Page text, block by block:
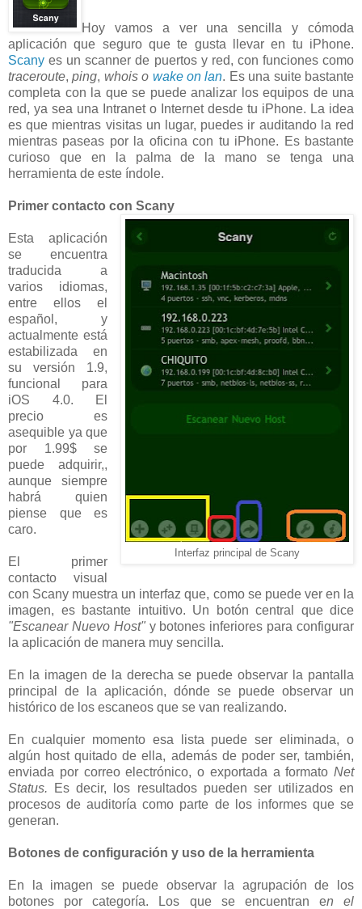
Hoy vamos a ver una sencilla y cómoda
aplicación que seguro que te gusta llevar en tu iPhone.
Scany es un scanner de puertos y red, con funciones como
traceroute,ping, whois o wake on lan. Es una suite bastante
completa con la que se puede analizar los equipos de una
red, ya sea una Intranet o Internet desde tu iPhone. La idea
es que mientras visitas un lugar, puedes ir auditando la red
mientras paseas por la oficina con tu iPhone. Es bastante
curioso que en la palma de la mano se tenga una
herramienta de este índole.
Primer contacto con Scany
Interfaz principal de Scany
Esta aplicación
se encuentra
traducida a
varios idiomas,
entre ellos el
español, y
actualmente está
estabilizada en
su versión 1.9,
funcional para
iOS 4.0. El
precio es
asequible ya que
por 1.99$ se
puede adquirir,,
aunque siempre
habrá quien
piense que es
caro.
El primer
contacto visual
con Scany muestra un interfaz que, como se puede ver en la
imagen, es bastante intuitivo. Un botón central que dice
"Escanear Nuevo Host"y botones inferiores para configurar
la aplicación de manera muy sencilla.
En la imagen de la derecha se puede observar la pantalla
principal de la aplicación, dónde se puede observar un
histórico de los escaneos que se van realizando.
En cualquier momento esa lista puede ser eliminada, o
algún host quitado de ella, además de poder ser, también,
enviada por correo electrónico, o exportada a formato Net
Status.
Es decir, los resultados pueden ser utilizados en
procesos de auditoría como parte de los informes que se
generan.
Botones de configuración y uso de la herramienta
En la imagen se puede observar la agrupación de los
botones por categoría. Los que se encuentran en el